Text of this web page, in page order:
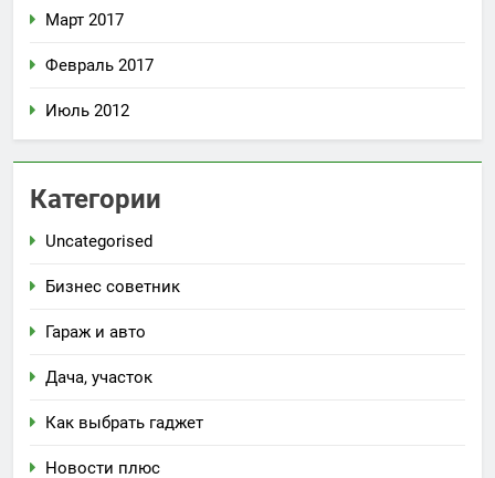
Март 2017
Февраль 2017
Июль 2012
Категории
Uncategorised
Бизнес советник
Гараж и авто
Дача, участок
Как выбрать гаджет
Новости плюс